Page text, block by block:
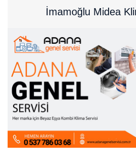
İmamoğlu Midea